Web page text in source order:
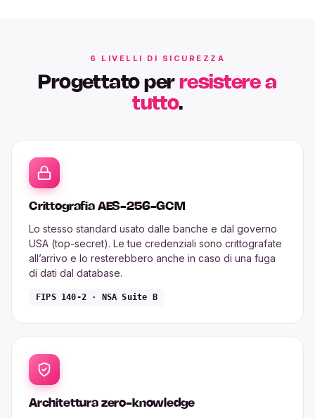
6 LIVELLI DI SICUREZZA
Progettato per resistere a
tutto.
Crittografia AES-256-GCM
Lo stesso standard usato dalle banche e dal governo
USA (top-secret). Le tue credenziali sono crittografate
all’arrivo e lo resterebbero anche in caso di una fuga
di dati dal database.
FIPS 140-2 · NSA Suite B
Architettura zero-knowledge